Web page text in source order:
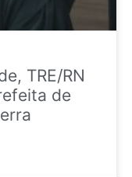
TRE/RN
de